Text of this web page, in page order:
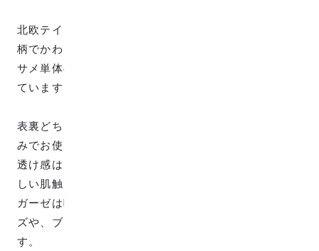
北欧テイストなサメ・泡・海藻が横にずらっと並んだ
柄でかわいいデザインとなっています。
サメ単体の柄サイズは、約W：7cm、H：4.5cmとなっ
ています。
表裏どちらでも使えるリバーシブル使用なので、お好
みでお使いください。
透け感はあまりなく、コットン100%のWガーゼでやさ
しい肌触りが特徴的です。
ガーゼは吸水性がいい素材ですので汗かきの子供グッ
ズや、ブラウス、ワンピースなどお洋服にオススメで
す。